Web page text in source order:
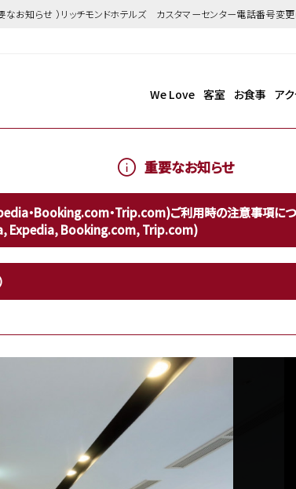
なお知らせ ）リッチモンドホテルズ カスタマーセンター電話番号
We Love 客室 お食事 ア
重要なお知らせ
・Booking.com・Trip.com)ご利用時の注意事
Expedia, Booking.com, Trip.com)